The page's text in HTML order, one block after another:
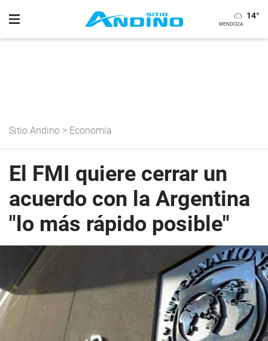
14°
Sitio Andino > Economía
El FMI quiere cerrar un
acuerdo con la Argentina
"lo más rápido posible"